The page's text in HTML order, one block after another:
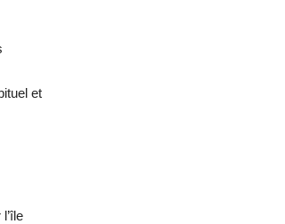
et